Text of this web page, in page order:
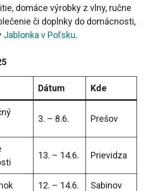
domáce výrobky z vlny, ručne
či doplnky do domácnosti,
Jablonka v Poľsku.
Dátum Kde
3. – 8.6. Prešov
13. – 14.6. Prievidza
12. – 14.6. Sabinov